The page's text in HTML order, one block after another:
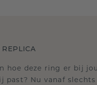
REPLICA
hoe deze ring er bij
past? Nu vanaf slechts